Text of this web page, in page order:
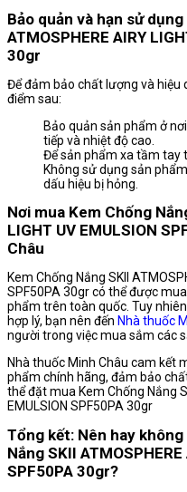
Bảo quản và hạn sử
ATMOSPHERE AIRY
30gr
Để đảm bảo chất lượng và hiệu
điểm sau:
Bảo quản sản phẩm ở
tiếp và nhiệt độ cao.
Để sản phẩm xa tầm tay
Không sử dụng sản
dấu hiệu bị hỏng.
Nơi mua Kem Chống
LIGHT UV EMULSION
Châu
Kem Chống Nắng SKII
SPF50PA 30gr có thể được
phẩm trên toàn quốc. Tuy
hợp lý, bạn nên đến Nhà thuốc
người trong việc mua sắm các
Nhà thuốc Minh Châu cam kết
phẩm chính hãng, đảm bảo
thể đặt mua Kem Chống Nắng
EMULSION SPF50PA 30gr
Tổng kết: Nên hay
Nắng SKII
SPF50PA 30gr?